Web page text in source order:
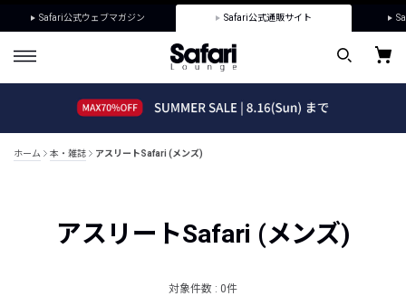
Safari公式ウェブマガジン Safari公式通販サイト
ホーム 本・雑誌 アスリートSafari (メンズ)
アスリートSafari (メンズ)
対象件数 : 0件